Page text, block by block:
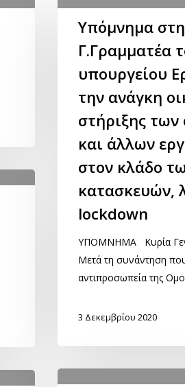
Υπόμνημα στη
Γ.Γραμματέα
υπουργείου
την ανάγκη
στήριξης
και άλλων
στον κλάδο
κατασκευών,
lockdown
ΥΠΟΜΝΗΜΑ Κυρία
Μετά τη συνάντηση που
αντιπροσωπεία της
3 Δεκεμβρίου 2020